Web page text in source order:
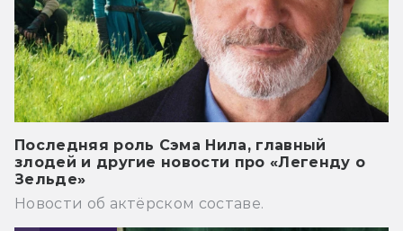
Последняя роль Сэма Нила, главный
злодей и другие новости про «Легенду о
Зельде»
Новости об актёрском составе.